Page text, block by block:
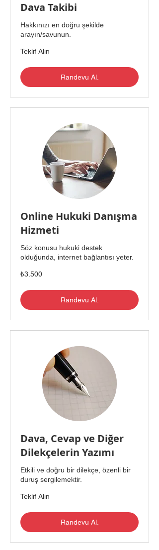
Dava Takibi
Hakkınızı en doğru şekilde
arayın/savunun.
Teklif
Alın
Teklif Alın
Randevu Al.
Online Hukuki Danışma
Hizmeti
Söz konusu hukuki destek
olduğunda, internet bağlantısı yeter.
₺3.500
Türk
₺3.500
Randevu Al.
Dava, Cevap ve Diğer
Dilekçelerin Yazımı
Etkili ve doğru bir dilekçe, özenli bir
duruş sergilemektir.
Teklif
Alın
Teklif Alın
Randevu Al.